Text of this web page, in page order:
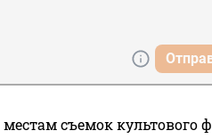
съемок культового